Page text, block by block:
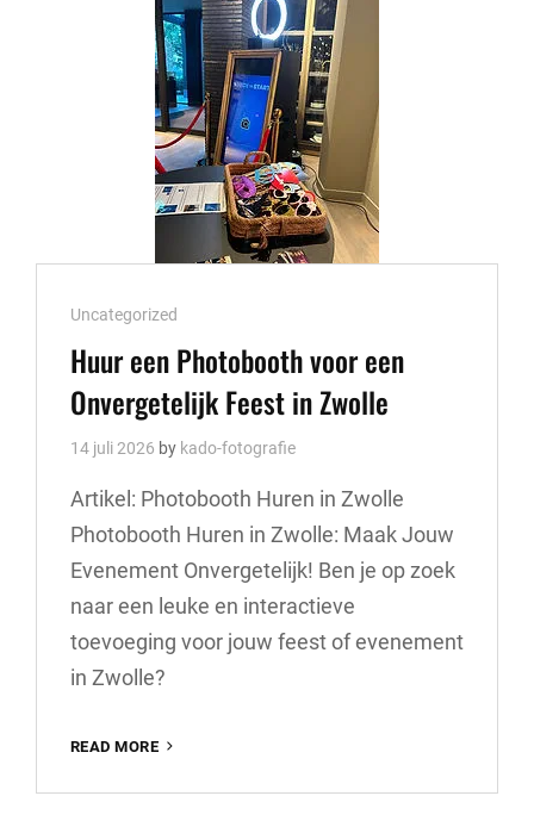
Cat
Links
Uncategorized
Huur een Photobooth voor een
Onvergetelijk Feest in Zwolle
14 juli 2026 by kado-fotografie
Artikel: Photobooth Huren in Zwolle
Photobooth Huren in Zwolle: Maak Jouw
Evenement Onvergetelijk! Ben je op zoek
naar een leuke en interactieve
toevoeging voor jouw feest of evenement
in Zwolle?
READ MORE
PHOTOBOOTH